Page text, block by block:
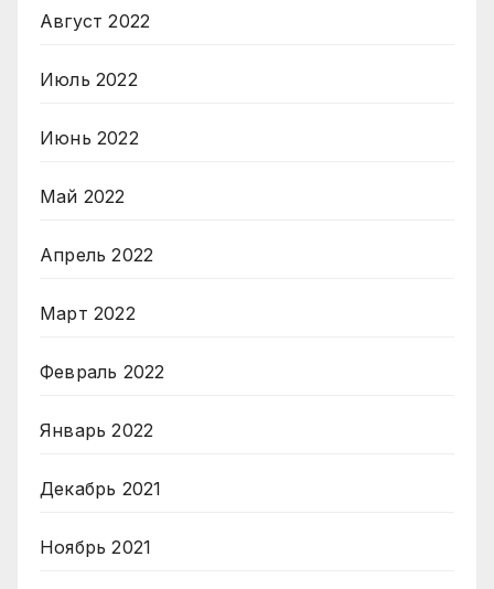
Август 2022
Июль 2022
Июнь 2022
Май 2022
Апрель 2022
Март 2022
Февраль 2022
Январь 2022
Декабрь 2021
Ноябрь 2021